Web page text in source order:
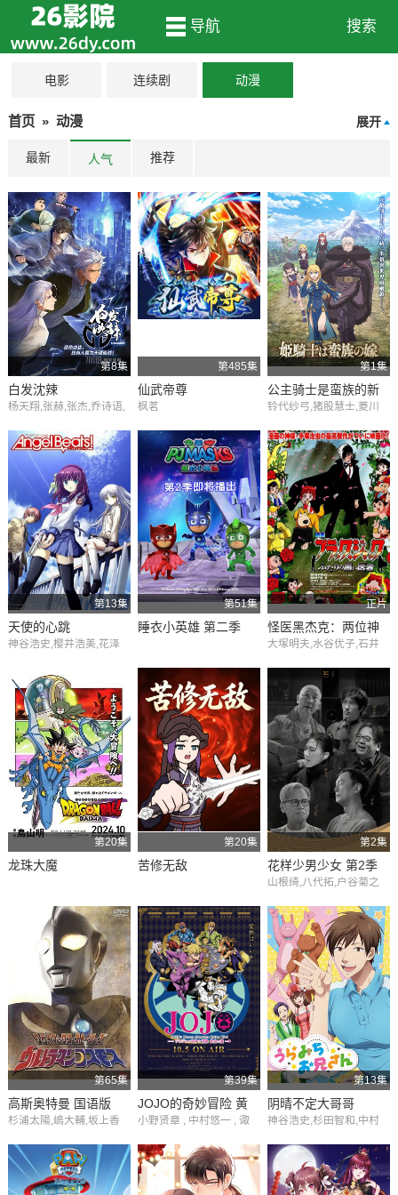
导航 搜索
电影 连续剧 动漫
首页 » 动漫 展开
最新 人气 推荐
第8集
白发沈辣
杨天翔,张赫,张杰,乔诗语,
第485集
仙武帝尊
枫茗
第1集
公主骑士是蛮族的新
铃代纱弓,猪股慧士,菱川
神谷浩史,金元寿子,朝井
彩加,小林裕介,久保由利
香,相马康一,菊池康弘,辻
亲八,大地叶
第13集
天使的心跳
神谷浩史,樱井浩美,花泽
高木俊,斋藤枫子,牧野由
依,增田裕生,迈克尔·里瓦
斯,德本英一郎,小林由美
子,市来光弘,绪方惠美,泽
城美雪,喜多村英梨,松浦
千惠,阿澄佳奈,加藤英美
里,东地宏树,绿川光,中原
麻衣,恒松步,中田让治,藤
田咲,关智一,石田彰
第51集
睡衣小英雄 第二季
正片
怪医黑杰克：两位神
大塚明夫,水谷优子,石井
濑晶子,小野凉子,佐藤佑
子,小林清志,野泽那智,伊
藤美纪,绪方惠美,柚木凉
香,平山绫,青野武,有本钦
隆,野上尤加奈,深见梨加,
石井康嗣,江川央生,笹沼
晃,丸山美纪,石垣佑磨,兵
藤真子,百百麻子,川津泰
彦,菅原淳一,三户耕三,小
野大辅,菊丸文太,手冢千
以子,阵内智则,大和田伸
也,鹿贺丈史
第20集
龙珠大魔
第20集
苦修无敌
第2集
花样少男少女 第2季
山根绮,八代拓,户谷菊之
岛零士,内山昂辉,驹田航,
古屋亚南,日野聪,水中雅
章,榎木淳弥,子安武人
第65集
高斯奥特曼 国语版
杉浦太陽,嶋大輔,坂上香
木繭菓,須藤正裕
第39集
JOJO的奇妙冒险 黄
金之风
小野贤章 , 中村悠一 , 诹
下大辉 , 榎木淳弥 , 千本
木彩花 , 小西克幸
第13集
阴晴不定大哥哥
神谷浩史,杉田智和,中村
木村良平,铃村健一,小野
大辅,三木真一郎,堀内贤
雄,花江夏树,高桥未奈美,